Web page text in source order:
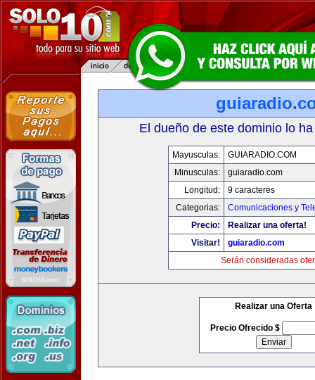
El dueño de este dominio lo
Mayusculas:
GUIARADIO.COM
Minusculas:
guiaradio.com
Longitud:
9 caracteres
Categorias:
Comunicaciones y
Precio:
Realizar una oferta!
Visitar!
guiaradio.com
Serán consideradas
Realizar una Oferta
Precio Ofrecido $